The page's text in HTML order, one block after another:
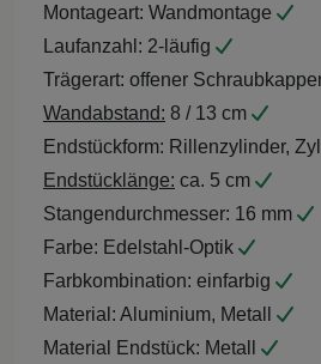
Montageart: Wandmontage
Laufanzahl: 2-läufig
Trägerart: offener
Wandabstand: 8 / 13 cm
Endstückform: Rillenzylinder,
Endstücklänge: ca. 5 cm
Stangendurchmesser: 16 mm
Farbe: Edelstahl-Optik
Farbkombination: einfarbig
Material: Aluminium, Metall
Material Endstück: Metall